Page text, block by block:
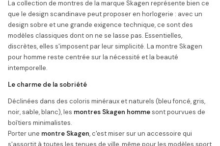
La collection de montres de la marque Skagen représente bien ce
que le design scandinave peut proposer en horlogerie : avec un
design sobre et une grande exigence technique, ce sont des
modèles classiques dont on ne se lasse pas. Essentielles,
discrètes, elles s'imposent par leur simplicité. La montre Skagen
pour homme reste centrée sur la nécessité et la beauté
intemporelle.
Le charme de la sobriété
Déclinées dans des coloris minéraux et naturels (bleu foncé, gris,
noir, sable, blanc), les montres Skagen hommesont pourvues de
boîtiers minimalistes.
Porter une montre Skagen, c'est miser sur un accessoire qui
s'assortit à toutes les tenues de ville, même pour les modèles sport